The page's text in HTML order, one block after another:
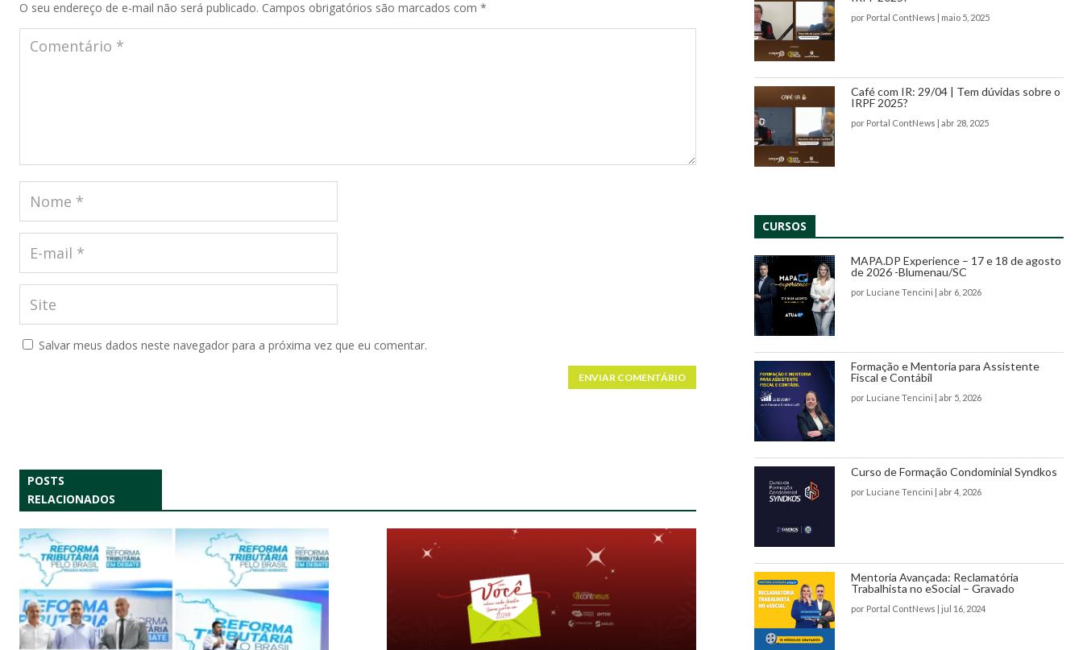
O seu endereço de e-mail não será publicado. Campos obrigatórios são marcados com *
Salvar meus dados neste navegador para a próxima vez que eu comentar.
ENVIAR COMENTÁRIO
POSTS
RELACIONADOS
por Portal ContNews | maio 5, 2025
Café com IR: 29/04 | Tem dúvidas sobre o
IRPF 2025?
por Portal ContNews | abr 28, 2025
CURSOS
MAPA.DP Experience – 17 e 18 de agosto
de 2026 -Blumenau/SC
por Luciane Tencini abr 6, 2026
Formação e Mentoria para Assistente
Fiscal e Contábil
por Luciane Tencini abr 5, 2026
Curso de Formação Condominial Syndkos
por Luciane Tencini abr 4, 2026
Mentoria Avançada: Reclamatória
Trabalhista no eSocial – Gravado
por Portal ContNews jul 16, 2024